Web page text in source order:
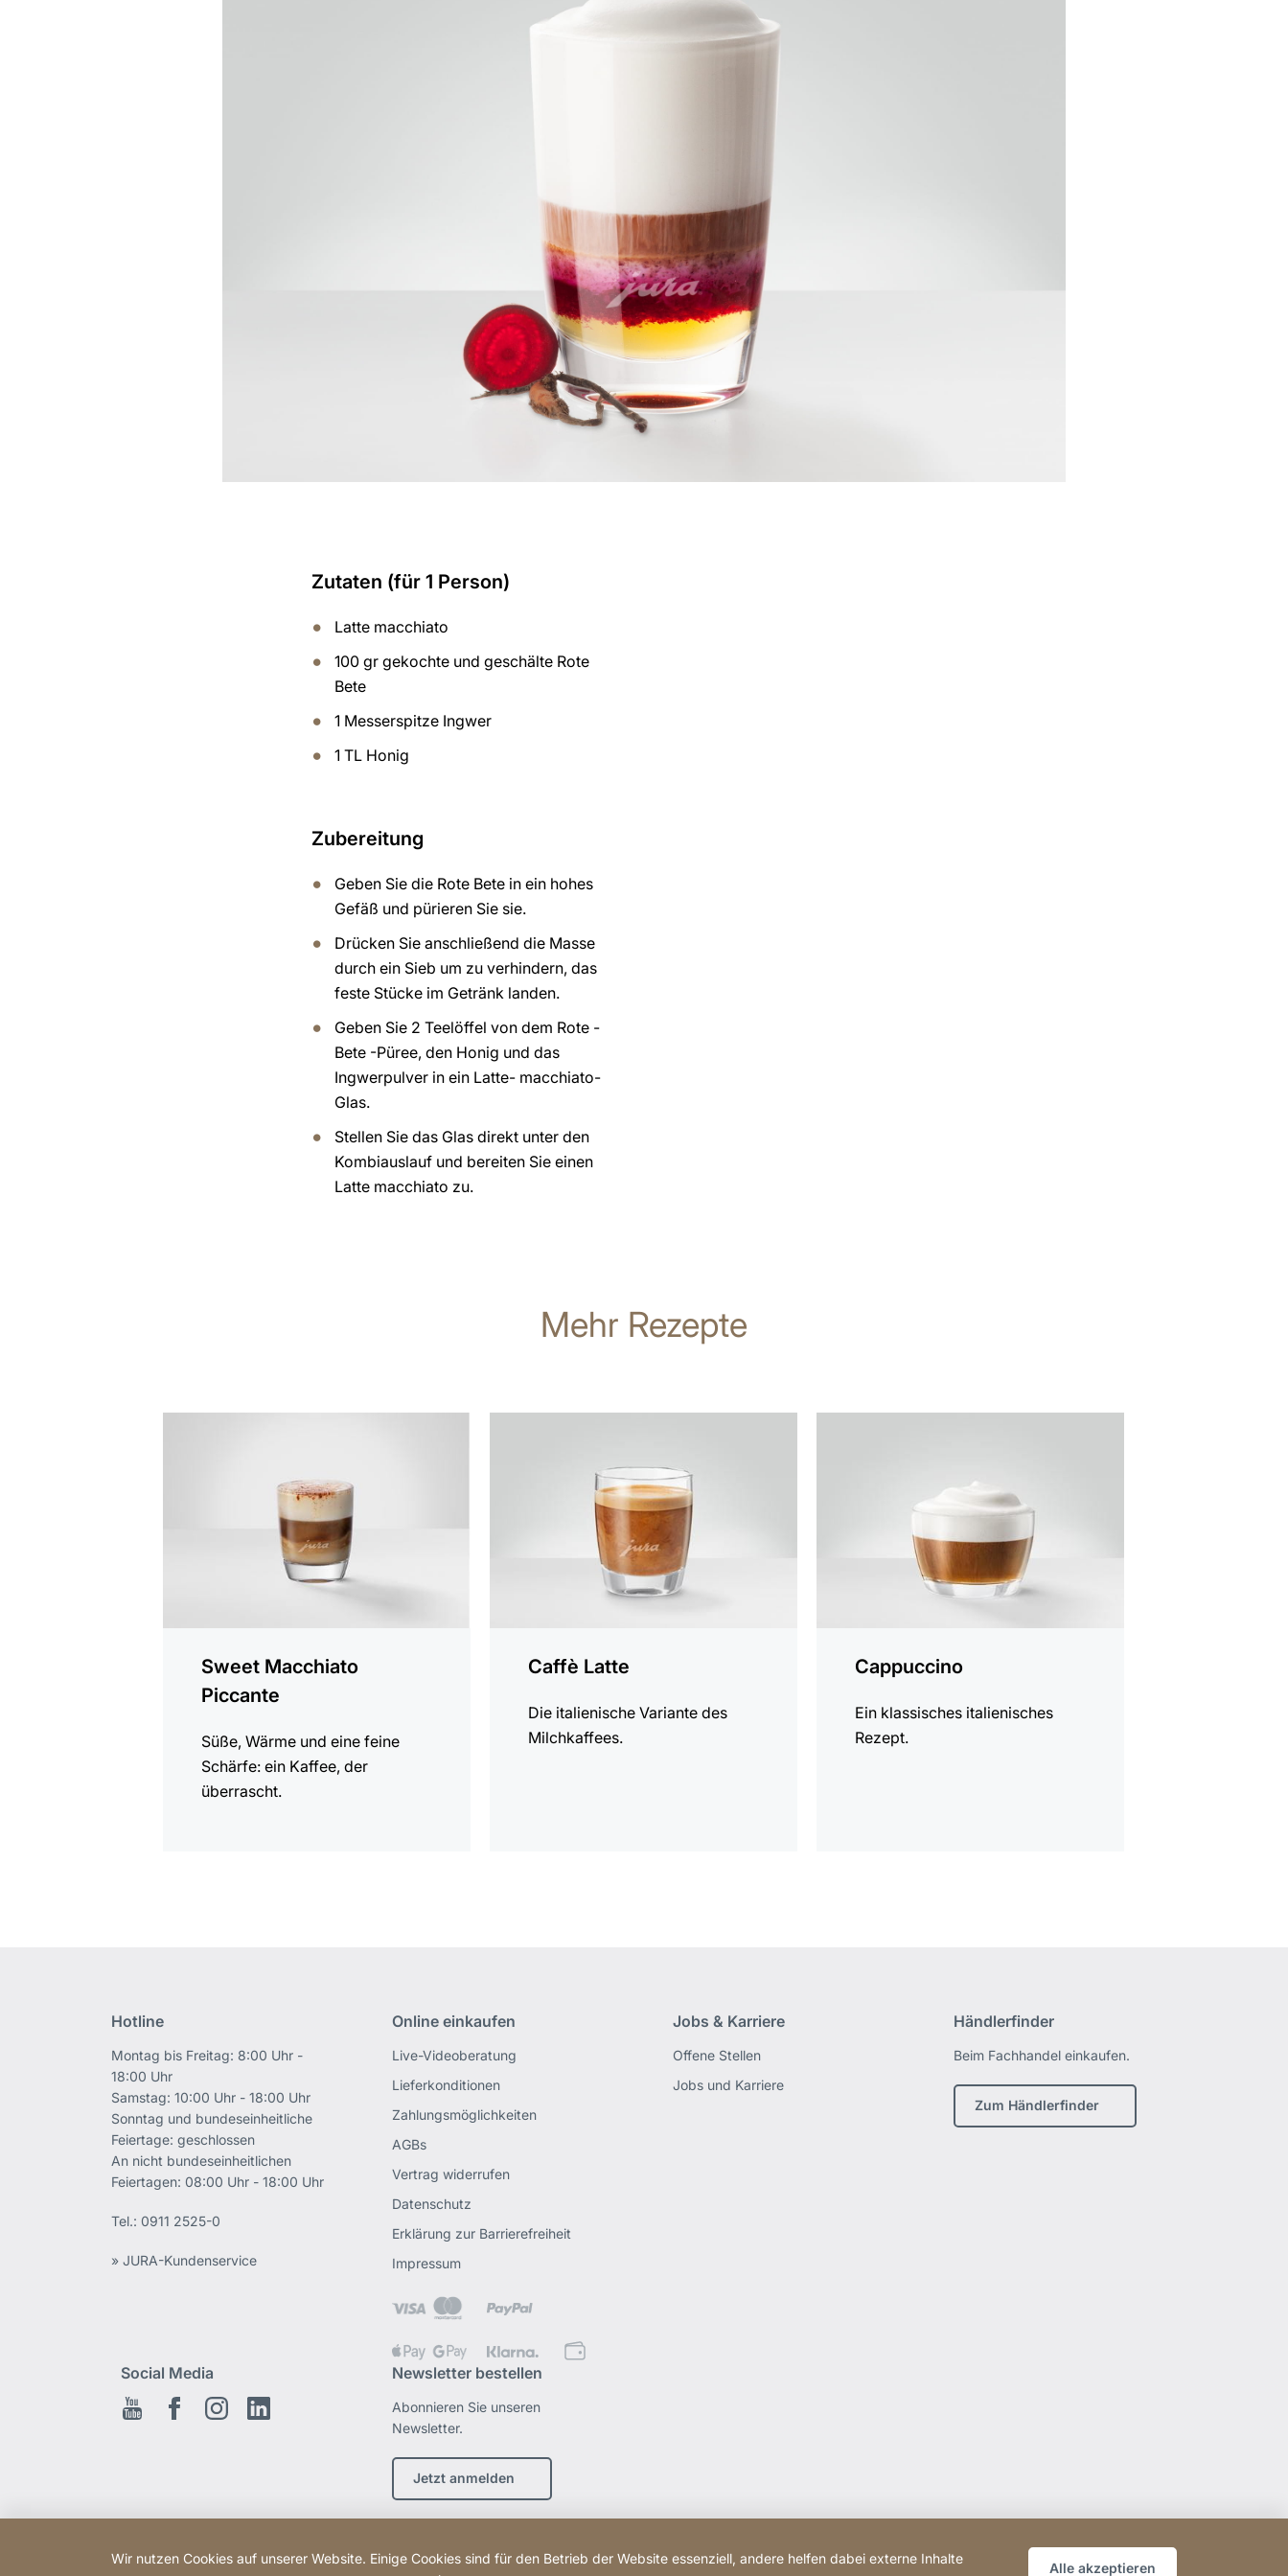
Zutaten (für 1 Person)
Latte macchiato
100 gr gekochte und geschälte Rote
Bete
1 Messerspitze Ingwer
1 TL Honig
Zubereitung
Geben Sie die Rote Bete in ein hohes
Gefäß und pürieren Sie sie.
Drücken Sie anschließend die Masse
durch ein Sieb um zu verhindern, das
feste Stücke im Getränk landen.
Geben Sie 2 Teelöffel von dem Rote -
Bete -Püree, den Honig und das
Ingwerpulver in ein Latte- macchiato-
Glas.
Stellen Sie das Glas direkt unter den
Kombiauslauf und bereiten Sie einen
Latte macchiato zu.
Mehr Rezepte
Sweet Macchiato
Piccante
Süße, Wärme und eine feine
Schärfe: ein Kaffee, der
überrascht.
Caffè Latte
Die italienische Variante des
Milchkaffees.
Cappuccino
Ein klassisches italienisches
Rezept.
Hotline
Montag bis Freitag: 8:00 Uhr -
18:00 Uhr
Samstag: 10:00 Uhr - 18:00 Uhr
Sonntag und bundeseinheitliche
Feiertage: geschlossen
An nicht bundeseinheitlichen
Feiertagen: 08:00 Uhr - 18:00 Uhr
Tel.: 0911 2525-0
» JURA-Kundenservice
Online einkaufen
Live-Videoberatung
Lieferkonditionen
Zahlungsmöglichkeiten
AGBs
Vertrag widerrufen
Datenschutz
Erklärung zur Barrierefreiheit
Impressum
Jobs & Karriere
Offene Stellen
Jobs und Karriere
Händlerfinder
Beim Fachhandel einkaufen.
Zum Händlerfinder
Social Media
Youtube FacebookInstagram
Newsletter bestellen
Abonnieren Sie unseren
Newsletter.
Jetzt anmelden
Wir nutzen Cookies auf unserer Website. Einige Cookies sind für den Betrieb der Website essenziell, andere helfen dabei externe Inhalte
Alle akzeptieren